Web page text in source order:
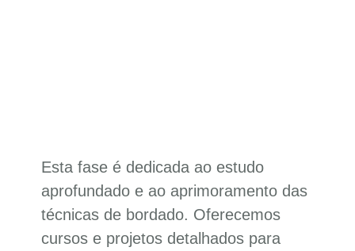
Esta fase é dedicada ao estudo
aprofundado e ao aprimoramento das
técnicas de bordado. Oferecemos
cursos e projetos detalhados para